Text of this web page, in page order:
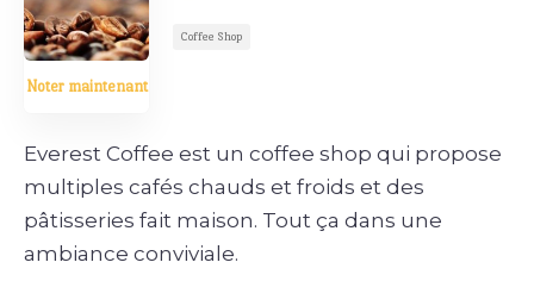
Noter maintenant
Coffee Shop
Everest Coffee est un coffee shop qui propose
multiples cafés chauds et froids et des
pâtisseries fait maison. Tout ça dans une
ambiance conviviale.